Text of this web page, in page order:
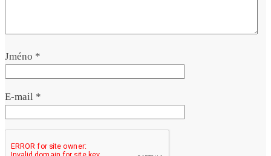
Jméno *
E-mail *